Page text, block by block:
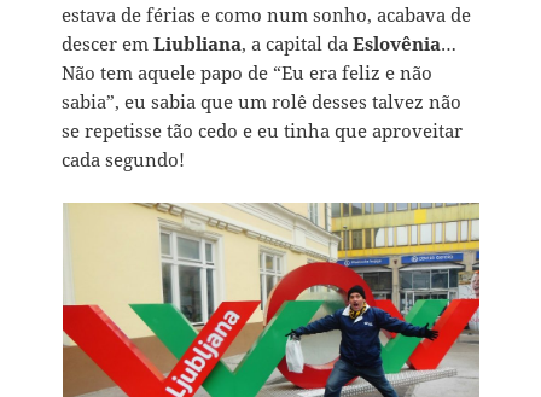
estava de férias e como num sonho, acabava de
descer emLiubliana, a capital daEslovênia…
Não tem aquele papo de “Eu era feliz e não
sabia”, eu sabia que um rolê desses talvez não
se repetisse tão cedo e eu tinha que aproveitar
cada segundo!